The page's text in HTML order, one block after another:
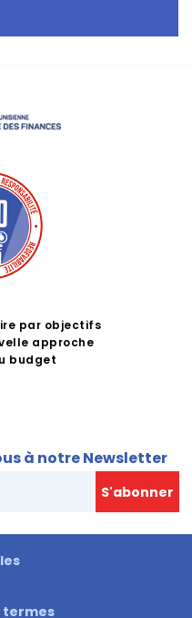
par objectifs
approche
budget
à notre Newsletter
termes